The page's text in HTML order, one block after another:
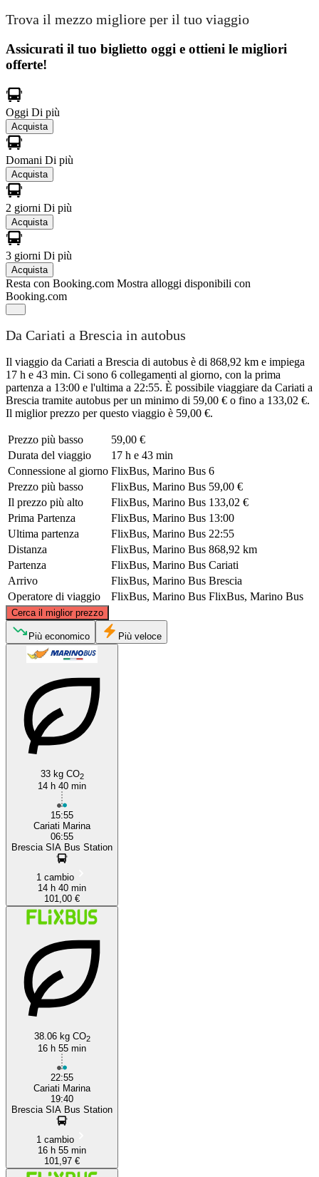
Trova il mezzo migliore per il tuo viaggio
Assicurati il ​​tuo biglietto oggi e ottieni le migliori
offerte!
Oggi Di più
Acquista
Domani Di più
Acquista
2 giorni Di più
Acquista
3 giorni Di più
Acquista
Resta con Booking.com Mostra alloggi disponibili con
Booking.com
Da Cariati a Brescia in autobus
Il viaggio da Cariati a Brescia di autobus è di 868,92 km e impiega
17 h e 43 min. Ci sono 6 collegamenti al giorno, con la prima
partenza a 13:00 e l'ultima a 22:55. È possibile viaggiare da Cariati a
Brescia tramite autobus per un minimo di 59,00 € o fino a 133,02 €.
Il miglior prezzo per questo viaggio è 59,00 €.
Prezzo più basso
59,00 €
Durata del viaggio
17 h e 43 min
Connessione al giorno FlixBus, Marino Bus 6
Prezzo più basso
FlixBus, Marino Bus 59,00 €
Il prezzo più alto
FlixBus, Marino Bus 133,02 €
Prima Partenza
FlixBus, Marino Bus 13:00
Ultima partenza
FlixBus, Marino Bus 22:55
Distanza
FlixBus, Marino Bus 868,92 km
Partenza
FlixBus, Marino Bus Cariati
Arrivo
FlixBus, Marino Bus Brescia
Operatore di viaggio
FlixBus, Marino Bus FlixBus, Marino Bus
Cerca il miglior prezzo
Brescia
©CARTO, © OpenStreetMap contributors
Più economico Più veloce
33 kg CO2
14 h 40 min
15:55
Cariati Marina
06:55
Brescia SIA Bus Station
1 cambio
14 h 40 min
101,00 €
38.06 kg CO2
16 h 55 min
22:55
Cariati Marina
19:40
Brescia SIA Bus Station
1 cambio
16 h 55 min
101,97 €